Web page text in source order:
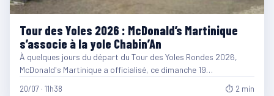
Tour des Yoles 2026 : McDonald’s Martinique
s’associe à la yole Chabin’An
À quelques jours du départ du Tour des Yoles Rondes 2026,
McDonald's Martinique a officialisé, ce dimanche 19…
20/07 · 11h38 ⏱ 2 min